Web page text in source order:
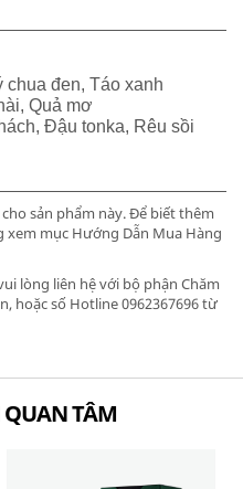
chua đen, Táo xanh
Quả mơ
Đậu tonka, Rêu sồi
sản phẩm này. Để biết thêm
xem mục Hướng Dẫn Mua Hàng
lòng liên hệ với bộ phận Chăm
hoặc số Hotline 0962367696 từ
QUAN TÂM